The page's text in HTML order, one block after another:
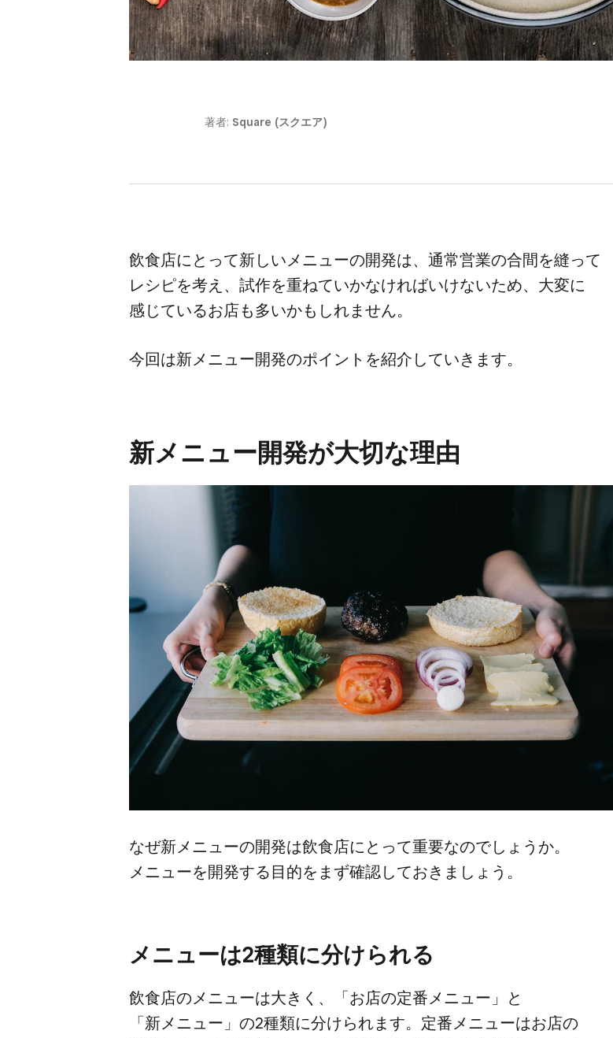
著者: Square (スクエア)
飲食店に​とって​新しい​メニューの​開発は、​通常営業の​合間を​縫って​
レシピを​考え、​試作を​重ねていかなければいけないため、​大変に​
感じている​お店も​多いかもしれません。
今回は​新メニュー開発の​ポイントを​紹介していきます。
新メニュー開発が​大切な​理由
な​ぜ新メニューの​開発は​飲食店に​とって​重要なのでしょうか。​
メニューを​開発する​目的を​まず​確認して​おきましょう。
メニューは​2種類に​分けられる
飲食店の​メニューは​大きく、​「お店の​定番メニュー」と​
「新メニュー」の​2種類に​分けられます。​定番メニューは​お店の​